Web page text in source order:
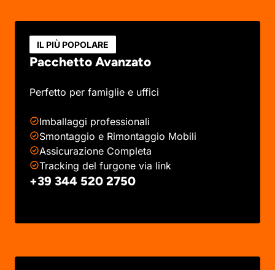
IL PIÙ POPOLARE
Pacchetto Avanzato
Perfetto per famiglie e uffici
Imballaggi professionali
Smontaggio e Rimontaggio Mobili
Assicurazione Completa
Tracking del furgone via link
+39 344 520 2750